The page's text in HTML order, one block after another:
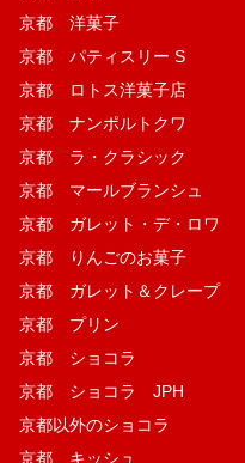
京都 洋菓子
京都 パティスリー S
京都 ロトス洋菓子店
京都 ナンポルトクワ
京都 ラ・クラシック
京都 マールブランシュ
京都 ガレット・デ・ロワ
京都 りんごのお菓子
京都 ガレット＆クレープ
京都 プリン
京都 ショコラ
京都 ショコラ JPH
京都以外のショコラ
京都 キッシュ